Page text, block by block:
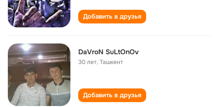
Добавить в друзья
DaVroN SuLtOnOv
30 лет,Ташкент
Добавить в друзья